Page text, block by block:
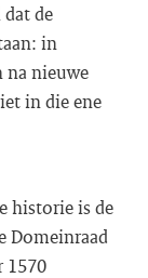
de
in
na nieuwe
in die ene
historie is de
Domeinraad
1570